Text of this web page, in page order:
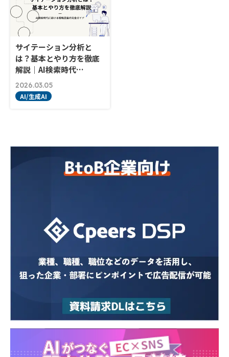
サイテーション分析と
は？基本とやり方を徹底
解説｜AI検索時代…
2026.03.05
AI/生成AI